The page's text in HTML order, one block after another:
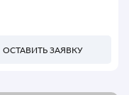
ОСТАВИТЬ ЗАЯВКУ